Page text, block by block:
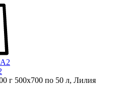
г 500х700 по 50 л, Лилия